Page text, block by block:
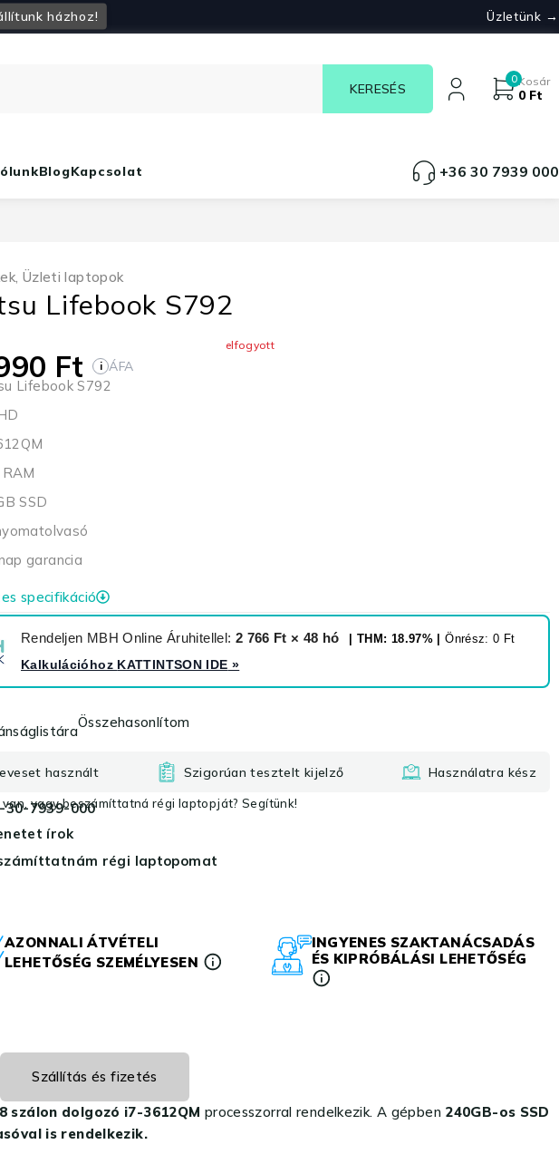
házhoz! Üzletünk →
0Kosár
0 Ft
BlogKapcsolat +36 30 7939 000
, Üzleti laptopok
Lifebook S792
elfogyott
Ft i ÁFA
Lifebook S792
SSD
garancia
specifikáció
Rendeljen MBH Online Áruhitellel: 2 766 Ft × 48 hó | THM: 18.97% |Önrész: 0 Ft
Kalkulációhoz KATTINTSON IDE »
Összehasonlítom
használt Szigorúan tesztelt kijelző Használatra kész
van, vagy beszámíttatná régi laptopját? Segítünk!
30-7939-000
írok
régi laptopomat
AZONNALI ÁTVÉTELI
LEHETŐSÉG SZEMÉLYESEN
INGYENES SZAKTANÁCSADÁS
ÉS KIPRÓBÁLÁSI LEHETŐSÉG
Szállítás és fizetés
szálon dolgozó i7-3612QM processzorral rendelkezik. A gépben 240GB-os SSD
is rendelkezik.